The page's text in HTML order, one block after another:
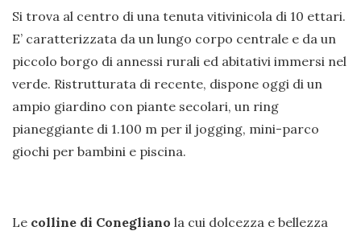
Si trova al centro di una tenuta vitivinicola di 10 ettari.
E’ caratterizzata da un lungo corpo centrale e da un
piccolo borgo di annessi rurali ed abitativi immersi nel
verde. Ristrutturata di recente, dispone oggi di un
ampio giardino con piante secolari, un ring
pianeggiante di 1.100 m per il jogging, mini-parco
giochi per bambini e piscina.
Le colline di Conegliano la cui dolcezza e bellezza